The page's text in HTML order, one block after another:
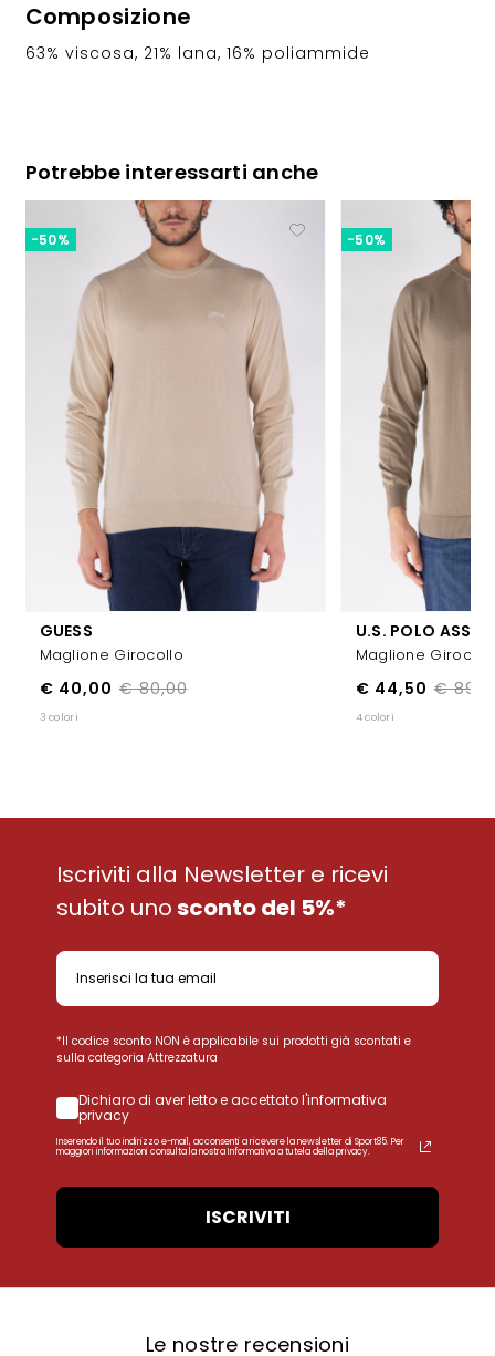
Composizione
63% viscosa, 21% lana, 16% poliammide
Potrebbe interessarti anche
GUESS
Maglione Girocollo
€ 80,00
€ 40,00
-50%
3 colori
U.S. POLO ASSN.
Maglione
€
€ 44,50
-50%
4 colori
Iscriviti alla Newsletter e ricevi
subito unosconto del 5%*
*Il codice sconto NON è applicabile sui prodotti già scontati e
sulla categoria Attrezzatura
Dichiaro di aver letto e accettato l'informativa
privacy
Inserendo il tuo indirizzo e-mail, acconsenti a ricevere la newsletter di Sport85. Per
maggiori informazioni consulta la nostra Informativa a tutela della privacy.
ISCRIVITI
Le nostre recensioni